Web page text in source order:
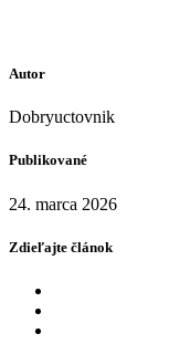
Autor
Dobryuctovnik
Publikované
24. marca 2026
Zdieľajte článok